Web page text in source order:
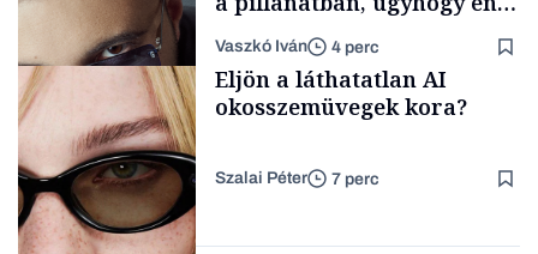
TÁMOGATÓI
TARTALOM
Forbes-sztori
a legsarkosabb
gondolataimat akartam
kimondani
Vaszkó Iván 4 perc
Eljön a láthatatlan AI
okosszemüvegek kora?
Szalai Péter 7 perc